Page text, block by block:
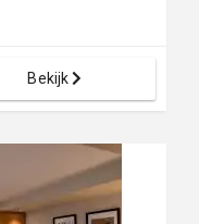
Bekijk